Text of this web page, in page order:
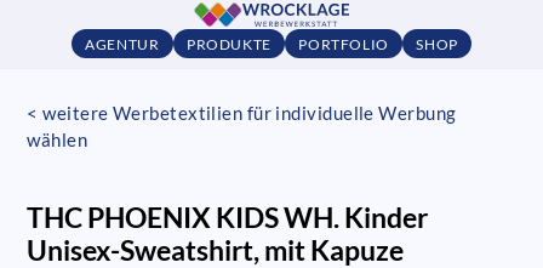
AGENTUR PRODUKTE PORTFOLIO SHOP
< weitere Werbetextilien für individuelle Werbung
wählen
THC PHOENIX KIDS WH. Kinder
Unisex-Sweatshirt, mit Kapuze